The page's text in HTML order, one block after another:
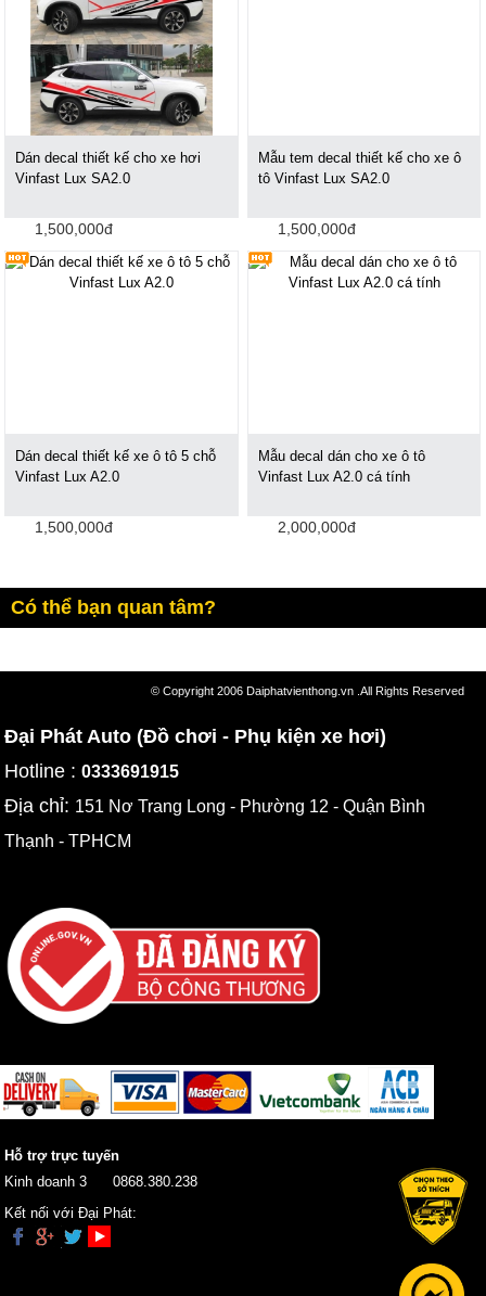
Dán decal thiết kế cho xe hơi
Vinfast Lux SA2.0
1,500,000đ
Mẫu tem decal thiết kế cho xe ô
tô Vinfast Lux SA2.0
1,500,000đ
Dán decal thiết kế xe ô tô 5 chỗ
Vinfast Lux A2.0
1,500,000đ
Mẫu decal dán cho xe ô tô
Vinfast Lux A2.0 cá tính
2,000,000đ
Có thể bạn quan tâm?
© Copyright 2006 Daiphatvienthong.vn .All Rights Reserved
Đại Phát Auto (Đồ chơi - Phụ kiện xe hơi)
Hotline :0333691915
Địa chỉ: 151 Nơ Trang Long - Phường 12 - Quận Bình
Thạnh - TPHCM
Hỗ trợ trực tuyến
Kinh doanh 3
0868.380.238
Kết nối với Đại Phát: